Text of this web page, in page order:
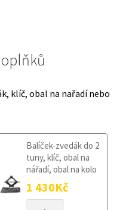
klíč, obal na nařadí nebo
Balíček-zvedák do 2
tuny, klíč, obal na
nářadí, obal na kolo
1 430Kč